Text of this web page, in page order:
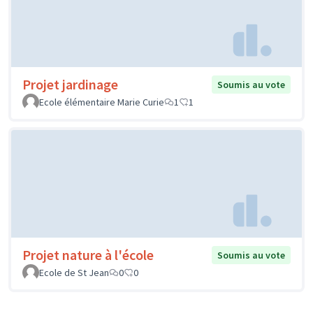
Projet jardinage
Soumis au vote
Ecole élémentaire Marie Curie
1 1
Projet nature à l'école
Soumis au vote
Ecole de St Jean
0 0